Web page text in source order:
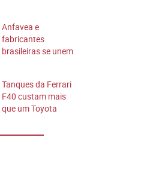
Anfavea e
fabricantes
brasileiras se unem
Tanques da Ferrari
F40 custam mais
que um Toyota